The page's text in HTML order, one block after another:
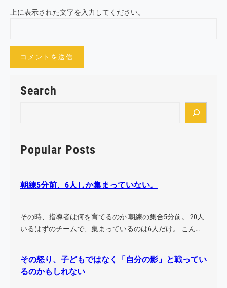
上に表示された文字を入力してください。
Search
r
cPopular Posts
朝練5分前、6人しか集まっていない。
その時、指導者は何を育てるのか 朝練の集合5分前。 20人
いるはずのチームで、集まっているのは6人だけ。 こん…
その怒り、子どもではなく「自分の影」と戦ってい
るのかもしれない